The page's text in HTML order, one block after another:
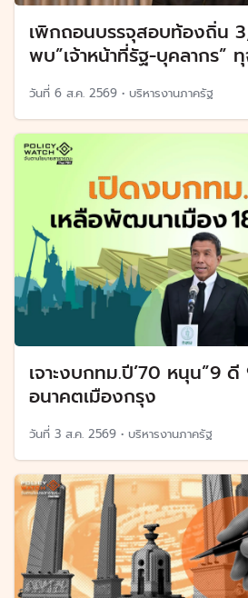
เพิกถอนบรรจุสอบท้องถิ่น
พบ”เจ้าหน้าที่รัฐ-บุคลากร”
วันที่ 6 ส.ค. 2569 • บริหารงานภาครัฐ
เจาะงบกทม.ปี’70 หนุน”9 ดี
อนาคตเมืองกรุง
วันที่ 3 ส.ค. 2569 • บริหารงานภาครัฐ